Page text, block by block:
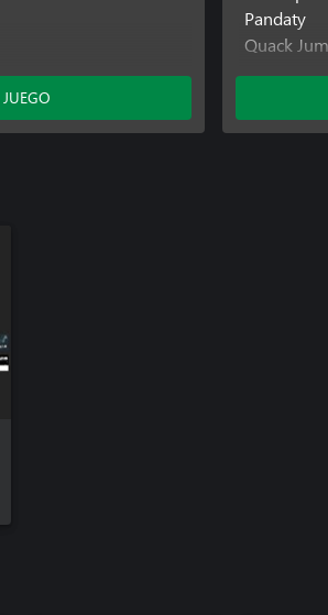
Pandaty
Quack
Ratyboy
Skeljump